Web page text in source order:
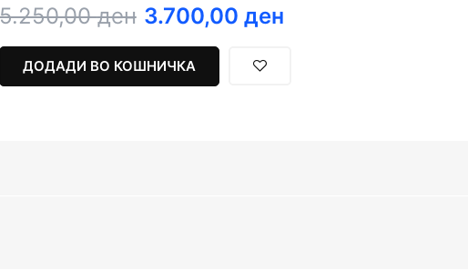
ден
was:
5.250,00 ден.
3.700,00 ден
3.700,00 ден.
ДОДАДИ ВО КОШНИЧКА